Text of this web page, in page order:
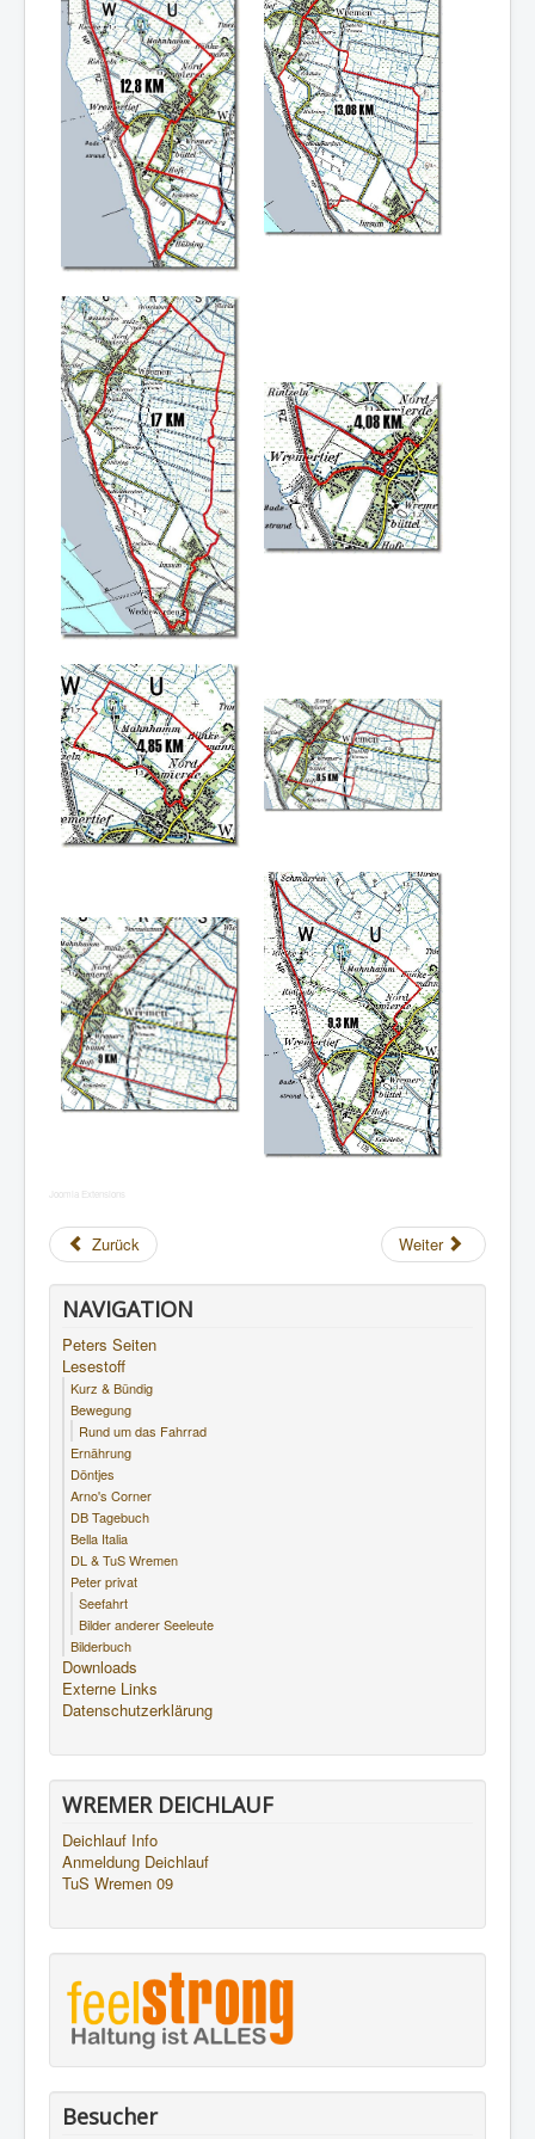
Joomla Extensions
Zurück Weiter
NAVIGATION
Peters Seiten
Lesestoff
Kurz & Bündig
Bewegung
Rund um das Fahrrad
Ernährung
Döntjes
Arno's Corner
DB Tagebuch
Bella Italia
DL & TuS Wremen
Peter privat
Seefahrt
Bilder anderer Seeleute
Bilderbuch
Downloads
Externe Links
Datenschutzerklärung
WREMER DEICHLAUF
Deichlauf Info
Anmeldung Deichlauf
TuS Wremen 09
Besucher